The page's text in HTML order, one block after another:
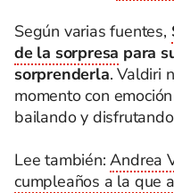
Según varias fuentes,
de la sorpresa para
sorprenderla. Valdiri
momento con
bailando y
Lee también:Andrea
cumpleaños a la que